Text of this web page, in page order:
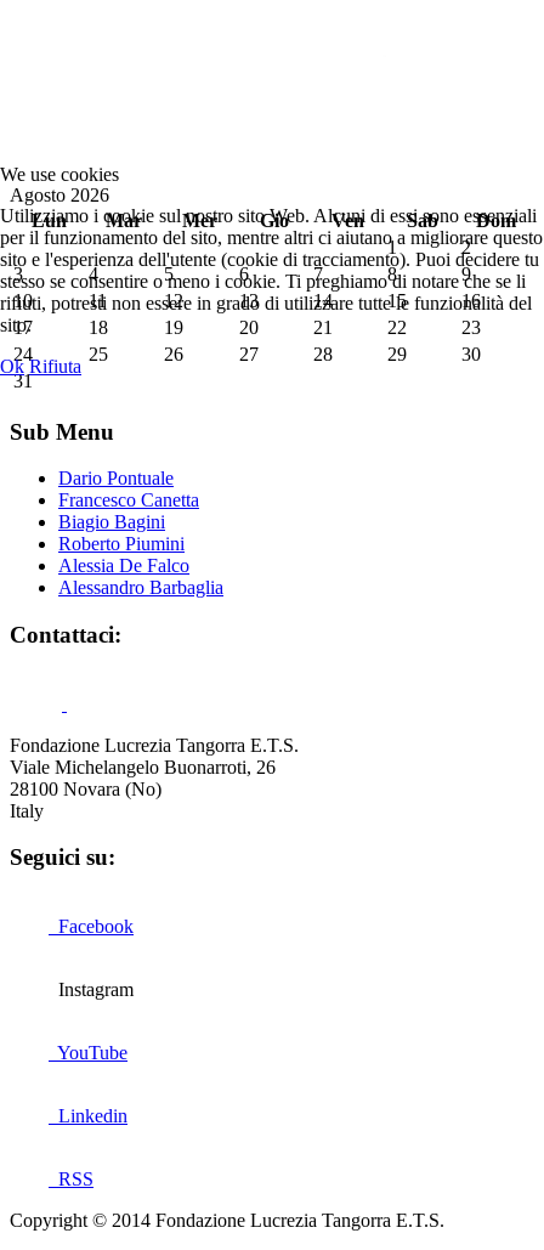
Agosto 2026
Lun
Mar Mer Gio Ven Sab
Dom
1
2
3
4 5 6 7 8
9
10
11 12 13 14 15
16
17
18 19 20 21 22
23
24
25 26 27 28 29
30
31
Sub Menu
Dario Pontuale
Francesco Canetta
Biagio Bagini
Roberto Piumini
Alessia De Falco
Alessandro Barbaglia
Contattaci:
Fondazione Lucrezia Tangorra E.T.S.
Viale Michelangelo Buonarroti, 26
28100 Novara (No)
Italy
Seguici su:
Facebook
Instagram
YouTube
Linkedin
RSS
Copyright © 2014 Fondazione Lucrezia Tangorra E.T.S.
We use cookies
Utilizziamo i cookie sul nostro sito Web. Alcuni di essi sono essenziali
per il funzionamento del sito, mentre altri ci aiutano a migliorare questo
sito e l'esperienza dell'utente (cookie di tracciamento). Puoi decidere tu
stesso se consentire o meno i cookie. Ti preghiamo di notare che se li
rifiuti, potresti non essere in grado di utilizzare tutte le funzionalità del
sito.
Ok Rifiuta